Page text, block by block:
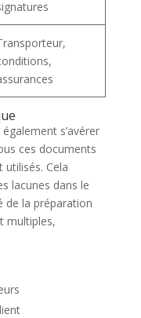
s’avérer
ces documents
Cela
lacunes dans le
de la préparation
multiples,